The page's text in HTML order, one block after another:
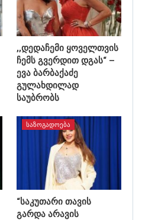
,,დედაჩემი ყოველთვის
ჩემს გვერდით დგას“ –
ევა ბარბაქაძე
გულახდილად
საუბრობს
ᲡᲐᲖᲝᲒᲐᲓᲝᲔᲑᲐ
“საკუთარი თავის
გარდა არავის